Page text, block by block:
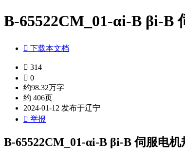
B-65522CM_01-αi-B βi-B
 下载本文档
 314
 0
约98.32万字
约 406页
2024-01-12 发布于辽宁
 举报
B-65522CM_01-αi-B βi-B 伺服电机